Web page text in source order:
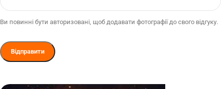
Ви повинні бути авторизовані, щоб додавати фотографії до свого відгуку.